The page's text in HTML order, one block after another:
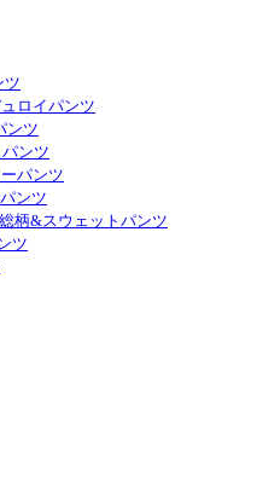
ツ
ロイパンツ
ンツ
ンツ
パンツ
ンツ
総柄&スウェットパンツ
ツ